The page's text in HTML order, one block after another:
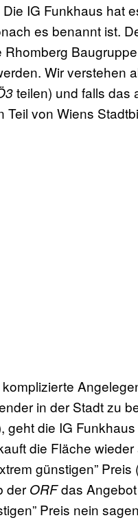
IG Funkhaus hat
es benannt ist.
Wir verstehen
teilen) und falls das
Teil von Wiens
in der Stadt zu
geht die IG
die Fläche
günstigen”
der ORFdas
Preis nein